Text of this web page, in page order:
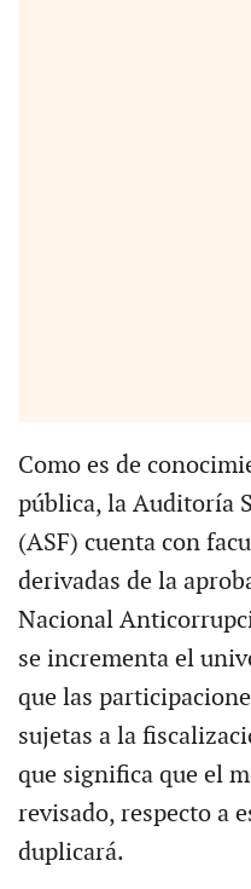
Como es de
pública, la Auditoría
(ASF) cuenta con
derivadas de la
Nacional
se incrementa el
que las
sujetas a la
que significa que el
revisado, respecto a
duplicará.